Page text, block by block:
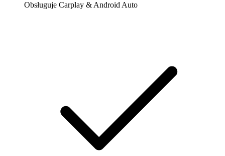
Obsługuje Carplay & Android Auto